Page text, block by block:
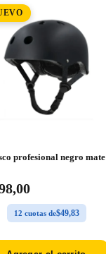
profesional negro mate
12 cuotas de$49,83